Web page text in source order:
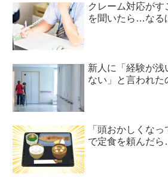
クレーム対応が
を聞いたら…なる
新人に「経験が浅
ない」と言われ
「頭おかしくな
で定食を頼んだら